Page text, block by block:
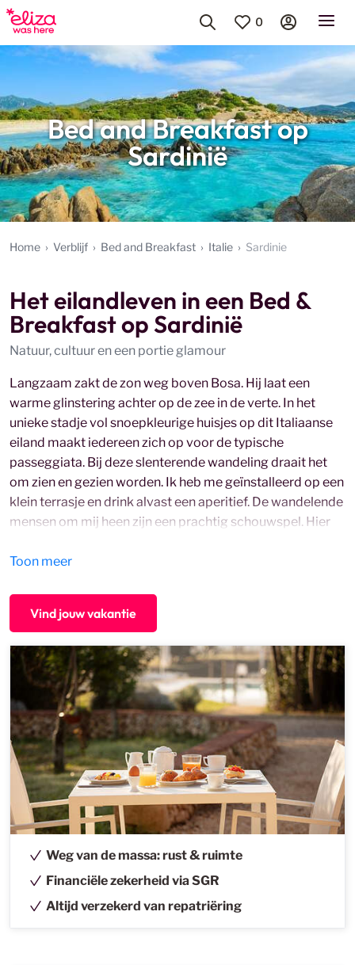
0
Bed and Breakfast op
Sardinië
Home Verblijf Bed and Breakfast Italie Sardinie
Het eilandleven in een Bed &
Breakfast op Sardinië
Natuur, cultuur en een portie glamour
Langzaam zakt de zon weg boven Bosa. Hij laat een
warme glinstering achter op de zee in de verte. In het
unieke stadje vol snoepkleurige huisjes op dit Italiaanse
eiland maakt iedereen zich op voor de typische
passeggiata. Bij deze slenterende wandeling draait het
om zien en gezien worden. Ik heb me geïnstalleerd op een
klein terrasje en drink alvast een aperitief. De wandelende
mensen om mij heen zijn een prachtig schouwspel. Hier
naar mijn Bed and Breakfast op Sardinië. Hier is het goed
Wat is een B&B?
Een Bed & Breakfast, ook wel een B&B of chambre d’hôte
genoemd, is een kleinschalig vakantieadresje waar het
begin van de dag centraal staat: het ontbijt. De gastheer
of gastvrouw begint haar dag al vroeg in de keuken om
voorbereidingen te treffen. Het sap wordt versgeperst,
het brood gaat in de oven en het beleg wordt op een
Italiaanse manier gepresenteerd. De passie van de
eigenaren proef je bij iedere hap!
Chambre d’hôtes op Sardinië
Chambre d’hôtes op Sardinië Wat ik ook zo fijn vind aan
een unieke Bed and Breakfast op Sardinië zijn de
ochtends begin je de dag met een heerlijk uitgebreid
Toon meer
Vind jouw vakantie
Weg van de massa: rust & ruimte
Financiële zekerheid via SGR
Altijd verzekerd van repatriëring